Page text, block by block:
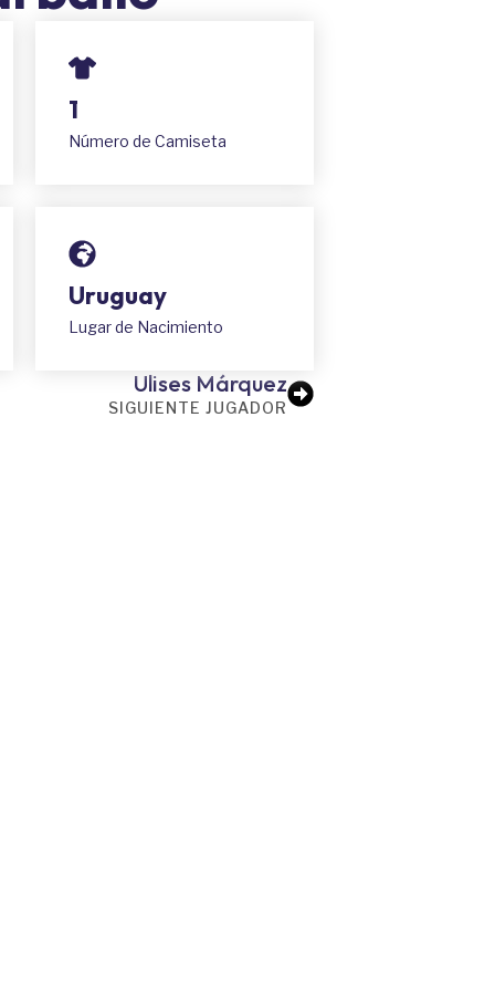
1
Número de Camiseta
Uruguay
Lugar de Nacimiento
Ulises Márquez
SIGUIENTE JUGADOR